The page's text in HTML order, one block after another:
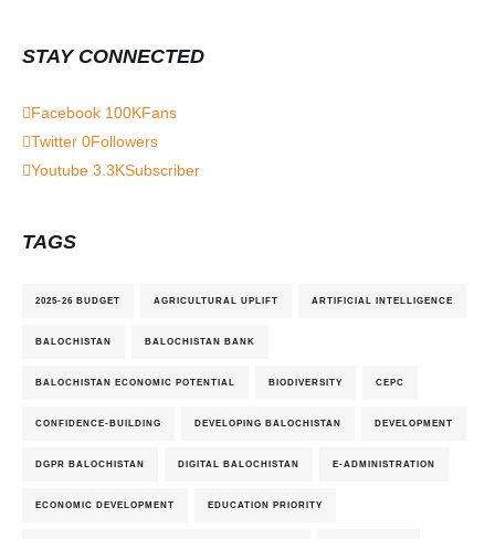
STAY CONNECTED
Facebook 100KFans
Twitter 0Followers
Youtube 3.3KSubscriber
TAGS
2025-26 BUDGET AGRICULTURAL UPLIFT ARTIFICIAL INTELLIGENCE
BALOCHISTAN BALOCHISTAN BANK
BALOCHISTAN ECONOMIC POTENTIAL BIODIVERSITY CEPC
CONFIDENCE-BUILDING DEVELOPING BALOCHISTAN DEVELOPMENT
DGPR BALOCHISTAN DIGITAL BALOCHISTAN E-ADMINISTRATION
ECONOMIC DEVELOPMENT EDUCATION PRIORITY